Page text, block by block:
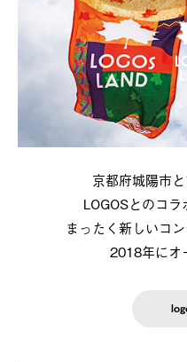
京都府城陽市
LOGOSとのコラ
まったく新しいコ
2018年にオ